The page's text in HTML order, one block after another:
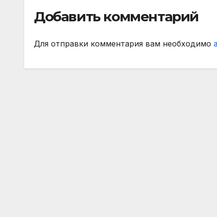
МАТЧ ПРЕМЬЕР
Добавить комментарий
Для отправки комментария вам необходимо